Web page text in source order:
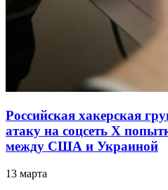
Российская хакерская
атаку на соцсеть Х
между США и Украиной
13 марта